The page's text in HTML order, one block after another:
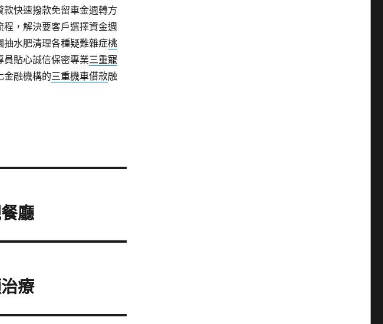
款快速撥款免留車金週轉方
，解決要客戶選擇資金週
水肥清理各種疑難雜症桃
貼心誠信保密專業三重寵
金融機構的三重機車借款融
廳
療